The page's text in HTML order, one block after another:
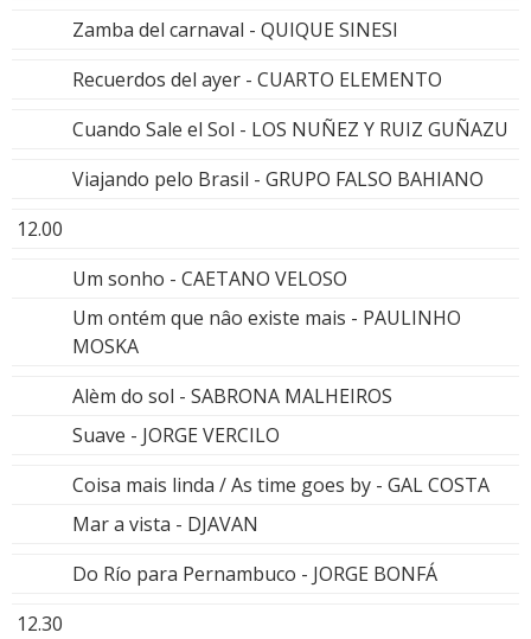
Zamba del carnaval - QUIQUE SINESI
Recuerdos del ayer - CUARTO ELEMENTO
Cuando Sale el Sol - LOS NUÑEZ Y RUIZ GUÑAZU
Viajando pelo Brasil - GRUPO FALSO BAHIANO
12.00
Um sonho - CAETANO VELOSO
Um ontém que nâo existe mais - PAULINHO
MOSKA
Alèm do sol - SABRONA MALHEIROS
Suave - JORGE VERCILO
Coisa mais linda / As time goes by - GAL COSTA
Mar a vista - DJAVAN
Do Río para Pernambuco - JORGE BONFÁ
12.30